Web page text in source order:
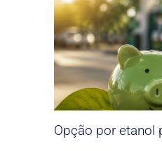
Opção por etanol